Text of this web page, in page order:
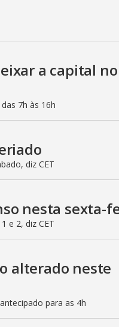
a capital no
7h às 16h
diz CET
nesta sexta-
e 2, diz CET
alterado neste
para as 4h